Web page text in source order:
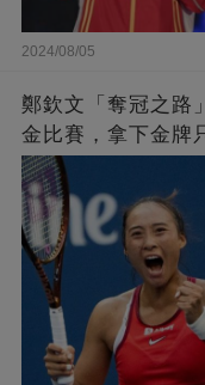
2024/08/05
鄭欽文「奪冠之路
金比賽，拿下金牌